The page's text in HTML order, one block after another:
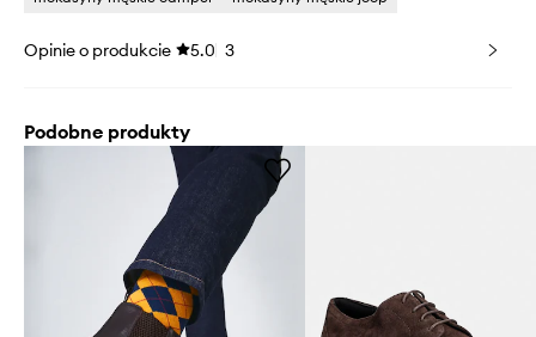
Opinie o produkcie 5.0 3
Podobne produkty